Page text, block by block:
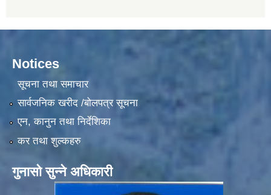
Notices
सूचना तथा समाचार
सार्वजनिक खरीद /बोलपत्र सूचना
एन, कानुन तथा निर्देशिका
कर तथा शुल्कहरु
गुनासो सुन्ने अधिकारी